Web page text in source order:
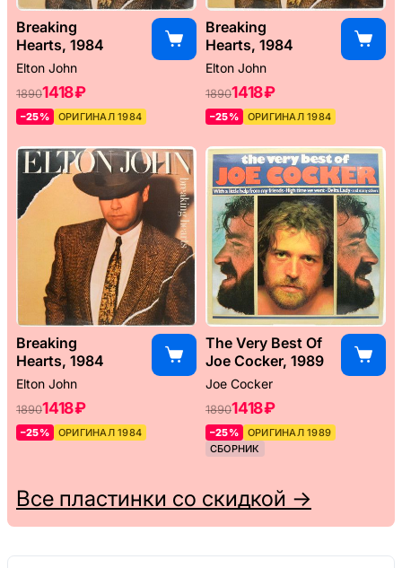
Breaking
Hearts, 1984
Elton John
18901418 ₽
–25% ОРИГИНАЛ 1984
Breaking
Hearts, 1984
Elton John
18901418 ₽
–25% ОРИГИНАЛ 1984
Breaking
Hearts, 1984
Elton John
18901418 ₽
–25% ОРИГИНАЛ 1984
The Very Best Of
Joe Cocker, 1989
Joe Cocker
18901418 ₽
–25%
ОРИГИНАЛ 1989
СБОРНИК
Все пластинки со скидкой →